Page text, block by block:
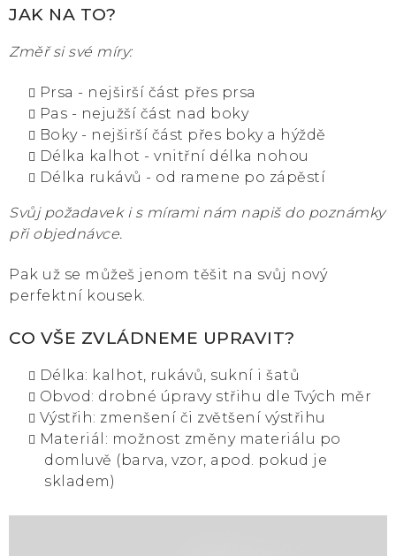
JAK NA TO?
Změř si své míry:
Prsa - nejširší část přes prsa
Pas - nejužší část nad boky
Boky - nejširší část přes boky a hýždě
Délka kalhot - vnitřní délka nohou
Délka rukávů - od ramene po zápěstí
Svůj požadavek i s mírami nám napiš do poznámky
při objednávce.
Pak už se můžeš jenom těšit na svůj nový
perfektní kousek.
CO VŠE ZVLÁDNEME UPRAVIT?
Délka: kalhot, rukávů, sukní i šatů
Obvod: drobné úpravy střihu dle Tvých měr
Výstřih: zmenšení či zvětšení výstřihu
Materiál: možnost změny materiálu po
domluvě (barva, vzor, apod. pokud je
skladem)